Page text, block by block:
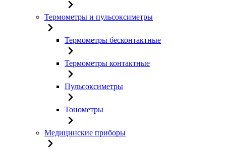
Термометры и пульсоксиметры
Термометры бесконтактные
Термометры контактные
Пульсоксиметры
Тонометры
Медицинские приборы